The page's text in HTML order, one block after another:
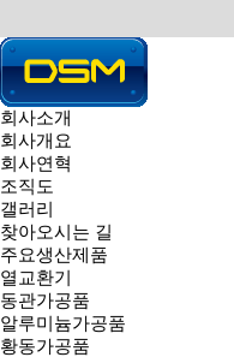
회사소개
회사개요
회사연혁
조직도
갤러리
찾아오시는 길
주요생산제품
열교환기
동관가공품
알루미늄가공품
황동가공품
HOME > 제품소개 > 황동가공
PRODUCT
동서메탈(주) 주요제품 소개입
열교환기
황동가공품
황동가공품
황동가공품
페이지 정보
작성자동서메탈
관련링크